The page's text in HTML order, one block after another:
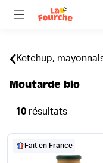
Ketchup,
Moutarde bio
10 résultats
Fait en France